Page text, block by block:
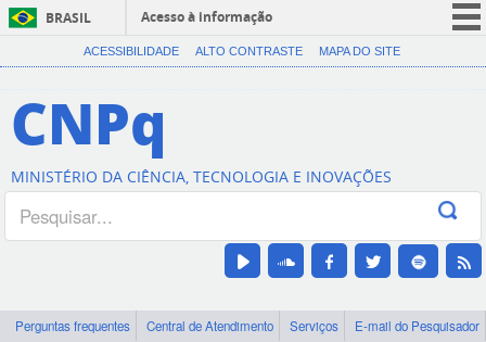
BRASIL
Acesso à informação
CORONAVÍRUS (COVID-19)
Canais
ACESSIBILIDADE ALTO CONTRASTE MAPA DO SITE
CNPq
MINISTÉRIO DA CIÊNCIA, TECNOLOGIA E INOVAÇÕES
Perguntas frequentes Central de Atendimento Serviços
E-mail do Pesquisador